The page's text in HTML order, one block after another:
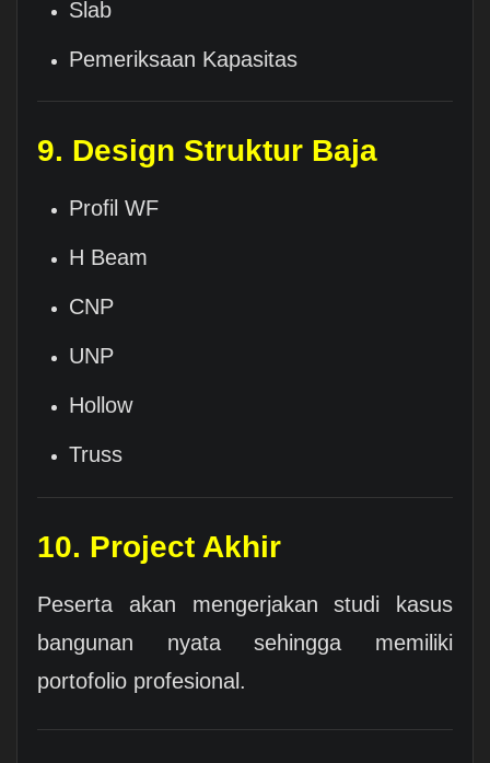
Slab
Pemeriksaan Kapasitas
9. Design Struktur Baja
Profil WF
H Beam
CNP
UNP
Hollow
Truss
10. Project Akhir
Peserta akan mengerjakan studi kasus
bangunan nyata sehingga memiliki
portofolio profesional.